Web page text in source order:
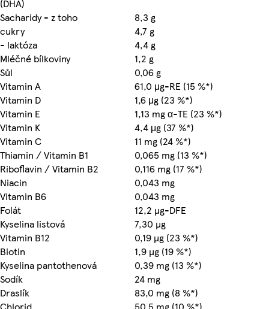
(DHA)
Sacharidy - z toho
8,3 g
cukry
4,7 g
- laktóza
4,4 g
Mléčné bílkoviny
1,2 g
Sůl
0,06 g
Vitamin A
61,0 μg-RE (15 %*)
Vitamin D
1,6 μg (23 %*)
Vitamin E
1,13 mg α-TE (23 %*)
Vitamin K
4,4 μg (37 %*)
Vitamin C
11 mg (24 %*)
Thiamin / Vitamin B1
0,065 mg (13 %*)
Riboflavin / Vitamin B2
0,116 mg (17 %*)
Niacin
0,043 mg
Vitamin B6
0,043 mg
Folát
12,2 µg-DFE
Kyselina listová
7,30 µg
Vitamin B12
0,19 µg (23 %*)
Biotin
1,9 µg (19 %*)
Kyselina pantothenová
0,39 mg (13 %*)
Sodík
24 mg
Draslík
83,0 mg (8 %*)
Chlorid
50,5 mg (10 %*)